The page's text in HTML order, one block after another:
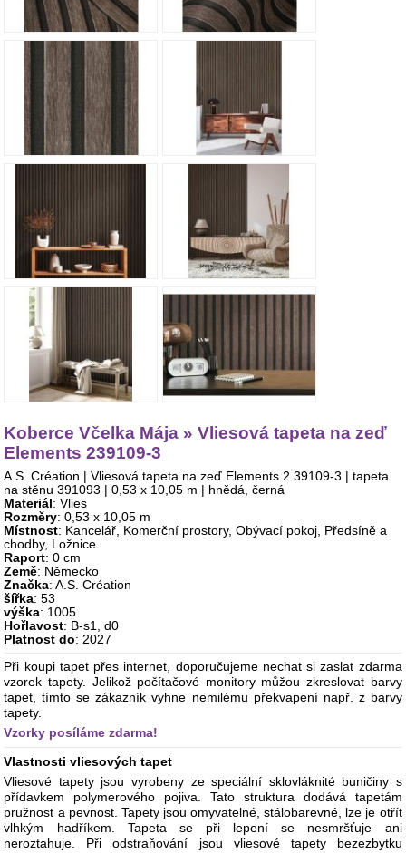
Koberce Včelka Mája » Vliesová tapeta na zeď
Elements 239109-3
A.S. Création | Vliesová tapeta na zeď Elements 2 39109-3 | tapeta
na stěnu 391093 | 0,53 x 10,05 m | hnědá, černá
Materiál : Vlies
Rozměry: 0,53 x 10,05 m
Místnost: Kancelář, Komerční prostory, Obývací pokoj, Předsíně a
chodby, Ložnice
Raport: 0 cm
Země: Německo
Značka: A.S. Création
šířka: 53
výška: 1005
Hořlavost: B-s1, d0
Platnost do: 2027
Při koupi tapet přes internet, doporučujeme nechat si zaslat zdarma
vzorek tapety. Jelikož počítačové monitory můžou zkreslovat barvy
tapet, tímto se zákazník vyhne nemilému překvapení např. z barvy
tapety.
Vzorky posíláme zdarma!
Vlastnosti vliesových tapet
Vliesové tapety jsou vyrobeny ze speciální sklovláknité buničiny s
přídavkem polymerového pojiva. Tato struktura dodává tapetám
pružnost a pevnost. Tapety jsou omyvatelné, stálobarevné, lze je otřít
vlhkým hadříkem. Tapeta se při lepení se nesmršťuje ani
neroztahuje. Při odstraňování jsou vliesové tapety bezezbytku